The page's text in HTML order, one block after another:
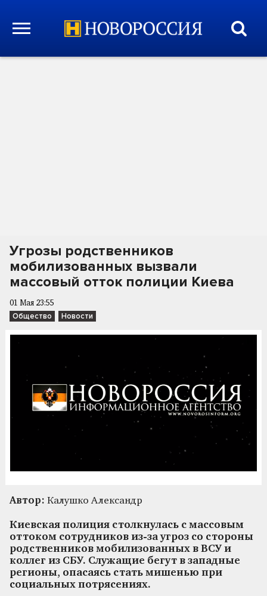
Угрозы родственников
мобилизованных вызвали
массовый отток полиции Киева
01 Мая 23:55
Общество Новости
Автор: Калушко Александр
Киевская полиция столкнулась с массовым
оттоком сотрудников из-за угроз со стороны
родственников мобилизованных в ВСУ и
коллег из СБУ. Служащие бегут в западные
регионы, опасаясь стать мишенью при
социальных потрясениях.